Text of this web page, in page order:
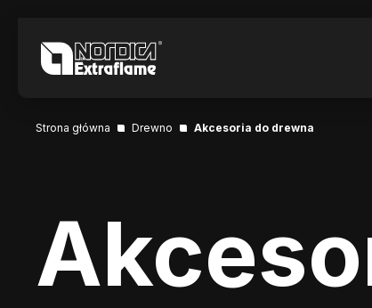
Strona główna Drewno Akcesoria do drewna